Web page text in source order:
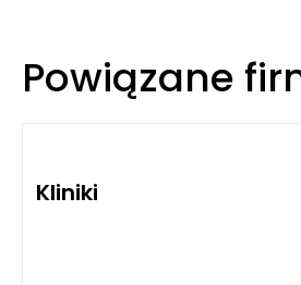
Powiązane
Kliniki